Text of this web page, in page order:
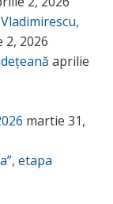
2, 2026
aprilie
martie 31,
etapa